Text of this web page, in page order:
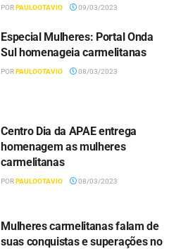
PORPAULOOTAVIO 09/03/2023
Especial Mulheres: Portal Onda
Sul homenageia carmelitanas
PORPAULOOTAVIO 08/03/2023
Centro Dia da APAE entrega
homenagem as mulheres
carmelitanas
PORPAULOOTAVIO 08/03/2023
Mulheres carmelitanas falam de
suas conquistas e superações no